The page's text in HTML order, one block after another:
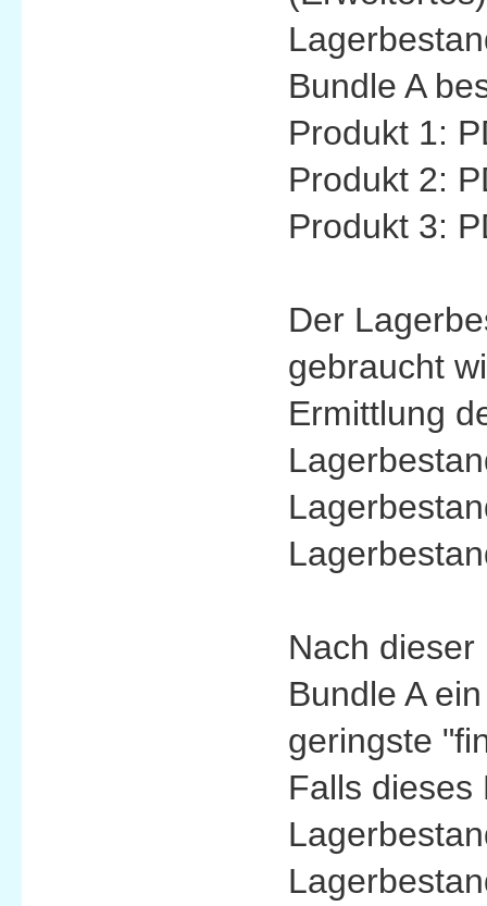
Bundle A
Produkt 1:
Produkt 2:
Produkt 3:
Der
gebraucht
Ermittlung
Nach
Bundle A
geringste
Falls dieses